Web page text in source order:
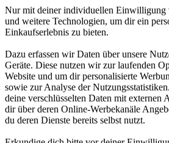
Nur mit deiner individuellen Einwilligung
und weitere Technologien, um dir ein
Einkaufserlebnis zu bieten.
Dazu erfassen wir Daten über unsere
Geräte. Diese nutzen wir zur laufenden
Website und um dir personalisierte
sowie zur Analyse der
deine verschlüsselten Daten mit externen
dir über deren Online-Werbekanäle
du deren Dienste bereits selbst nutzt.